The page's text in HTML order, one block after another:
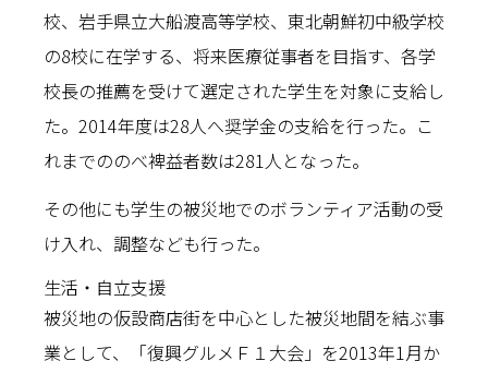
校、岩手県立大船渡高等学校、東北朝鮮初中級学校
の8校に在学する、将来医療従事者を目指す、各学
校長の推薦を受けて選定された学生を対象に支給し
た。2014年度は28人へ奨学金の支給を行った。こ
れまでののべ裨益者数は281人となった。
その他にも学生の被災地でのボランティア活動の受
け入れ、調整なども行った。
生活・自立支援
被災地の仮設商店街を中心とした被災地間を結ぶ事
業として、「復興グルメＦ１大会」を2013年1月か